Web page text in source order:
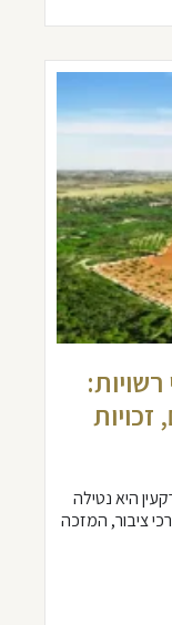
היא נטילה
ציבור, המזכה